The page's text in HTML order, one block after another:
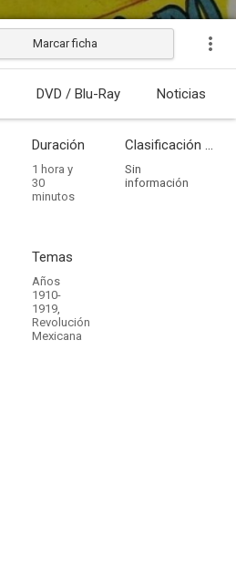
Estrenada
Marcar ficha
DVD / Blu-Ray Noticias
Duración
1 hora y
30
minutos
Clasificación por edades
Sin
información
Temas
Años
1910-
1919,
Revolución
Mexicana